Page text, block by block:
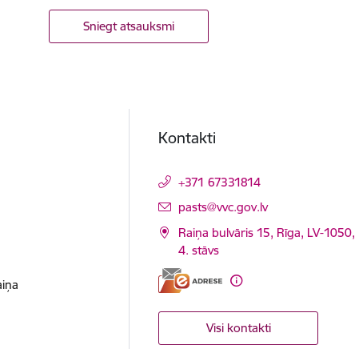
Sniegt atsauksmi
Kontakti
+371 67331814
E-pasts:
pasts@vvc.gov.lv
Raiņa bulvāris 15, Rīga, LV-1050,
4. stāvs
Visi kontakti